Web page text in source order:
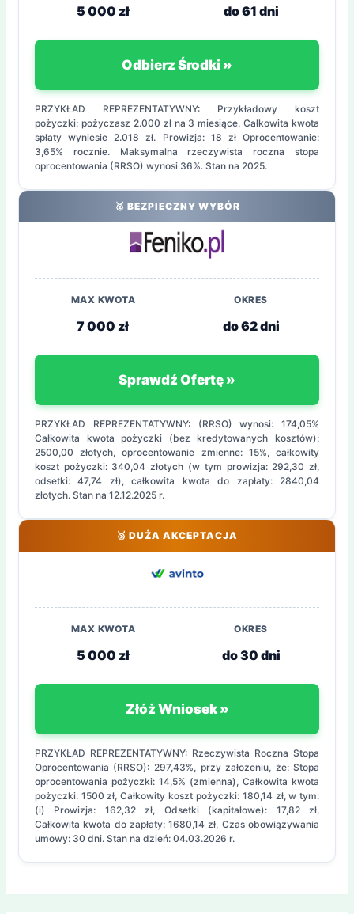
5 000 zł do 61 dni
Odbierz Środki »
PRZYKŁAD REPREZENTATYWNY: Przykładowy koszt
pożyczki: pożyczasz 2.000 zł na 3 miesiące. Całkowita kwota
spłaty wyniesie 2.018 zł. Prowizja: 18 zł Oprocentowanie:
3,65% rocznie. Maksymalna rzeczywista roczna stopa
oprocentowania (RRSO) wynosi 36%. Stan na 2025.
🥈 BEZPIECZNY WYBÓR
MAX KWOTA
7 000 zł
OKRES
do 62 dni
Sprawdź Ofertę »
PRZYKŁAD REPREZENTATYWNY: (RRSO) wynosi: 174,05%
Całkowita kwota pożyczki (bez kredytowanych kosztów):
2500,00 złotych, oprocentowanie zmienne: 15%, całkowity
koszt pożyczki: 340,04 złotych (w tym prowizja: 292,30 zł,
odsetki: 47,74 zł), całkowita kwota do zapłaty: 2840,04
złotych. Stan na 12.12.2025 r.
🥉 DUŻA AKCEPTACJA
MAX KWOTA
5 000 zł
OKRES
do 30 dni
Złóż Wniosek »
PRZYKŁAD REPREZENTATYWNY: Rzeczywista Roczna Stopa
Oprocentowania (RRSO): 297,43%, przy założeniu, że: Stopa
oprocentowania pożyczki: 14,5% (zmienna), Całkowita kwota
pożyczki: 1500 zł, Całkowity koszt pożyczki: 180,14 zł, w tym:
(i) Prowizja: 162,32 zł, Odsetki (kapitałowe): 17,82 zł,
Całkowita kwota do zapłaty: 1680,14 zł, Czas obowiązywania
umowy: 30 dni. Stan na dzień: 04.03.2026 r.